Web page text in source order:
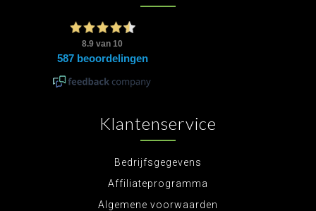
Klantenservice
Bedrijfsgegevens
Affiliateprogramma
Algemene voorwaarden